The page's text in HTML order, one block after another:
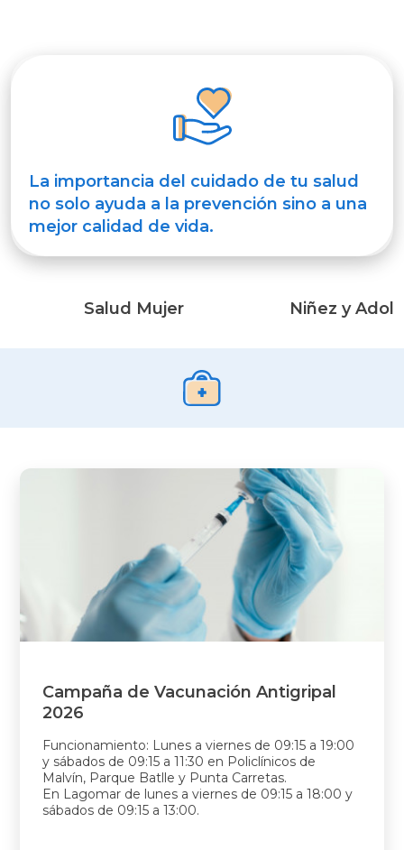
La importancia del cuidado de tu salud
no solo ayuda a la prevención sino a una
mejor calidad de vida.
Salud Mujer Niñez y
Campaña de Vacunación Antigripal
2026
Funcionamiento: Lunes a viernes de 09:15 a 19:00
y sábados de 09:15 a 11:30 en Policlínicos de
Malvín, Parque Batlle y Punta Carretas.
En Lagomar de lunes a viernes de 09:15 a 18:00 y
sábados de 09:15 a 13:00.